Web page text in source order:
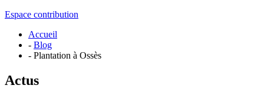
Espace contribution
Accueil
- Blog
- Plantation à Ossès
Actus